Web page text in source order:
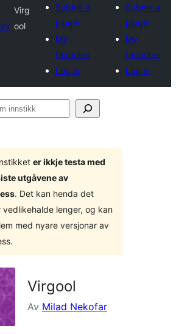
Virg
ool
Submit a
plugin
My
favorites
Log in
Submit a
plugin
My
favorites
Log in
er ikkje testa med
utgåvene av
. Det kan henda det
vedlikehalde lenger, og kan
med nyare versjonar av
Virgool
Av Milad Nekofar